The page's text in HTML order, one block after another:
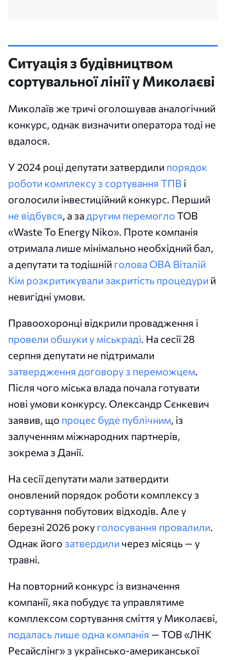
Ситуація з будівництвом
сортувальної лінії у Миколаєві
Миколаїв же тричі оголошував аналогічний
конкурс, однак визначити оператора тоді не
вдалося.
У 2024 році депутати затвердили порядок
роботи комплексу з сортування ТПВ і
оголосили інвестиційний конкурс. Перший
не відбувся, а за другим перемогло ТОВ
«Waste To Energy Niko». Проте компанія
отримала лише мінімально необхідний бал,
а депутати та тодішній голова ОВА Віталій
Кім розкритикували закритість процедури й
невигідні умови.
Правоохоронці відкрили провадження і
провели обшуки у міськраді. На сесії 28
серпня депутати не підтримали
затвердження договору з переможцем.
Після чого міська влада почала готувати
нові умови конкурсу. Олександр Сєнкевич
заявив, що процес буде публічним, із
залученням міжнародних партнерів,
зокрема з Данії.
На сесії депутати мали затвердити
оновлений порядок роботи комплексу з
сортування побутових відходів. Але у
березні 2026 року голосування провалили.
Однак його затвердили через місяць — у
травні.
На повторний конкурс із визначення
компанії, яка побудує та управлятиме
комплексом сортування сміття у Миколаєві,
подалась лише одна компанія — ТОВ «ЛНК
Ресайслінг» з українсько-американської